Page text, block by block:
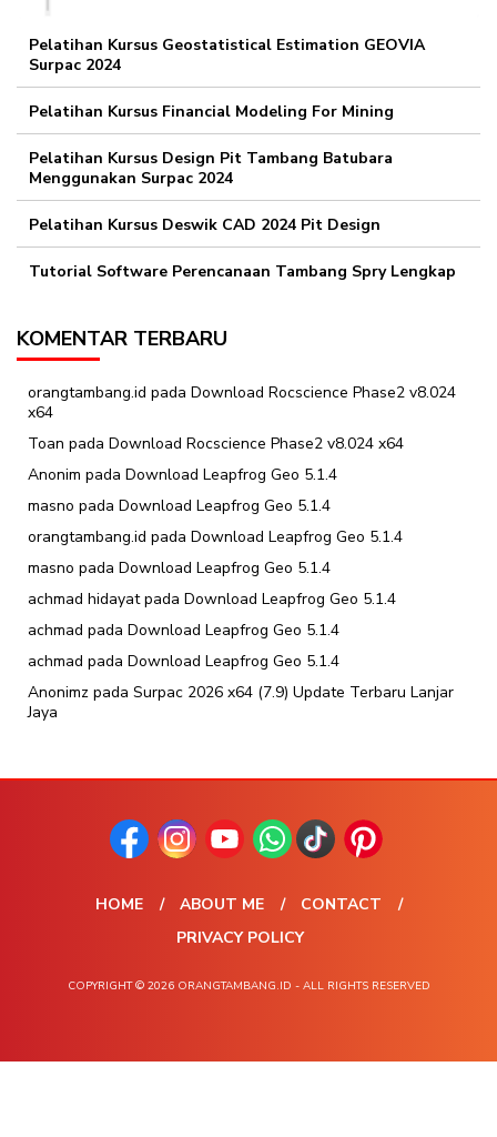
Pelatihan Kursus Geostatistical Estimation GEOVIA
Surpac 2024
Pelatihan Kursus Financial Modeling For Mining
Pelatihan Kursus Design Pit Tambang Batubara
Menggunakan Surpac 2024
Pelatihan Kursus Deswik CAD 2024 Pit Design
Tutorial Software Perencanaan Tambang Spry Lengkap
KOMENTAR TERBARU
orangtambang.id pada Download Rocscience Phase2 v8.024
x64
Toan pada Download Rocscience Phase2 v8.024 x64
Anonim pada Download Leapfrog Geo 5.1.4
masno pada Download Leapfrog Geo 5.1.4
orangtambang.id pada Download Leapfrog Geo 5.1.4
masno pada Download Leapfrog Geo 5.1.4
achmad hidayatpada Download Leapfrog Geo 5.1.4
achmad pada Download Leapfrog Geo 5.1.4
achmad pada Download Leapfrog Geo 5.1.4
Anonimz pada Surpac 2026 x64 (7.9) Update Terbaru Lanjar
Jaya
HOME ABOUT ME
CONTACT
PRIVACY POLICY
COPYRIGHT © 2026 ORANGTAMBANG.ID - ALL RIGHTS RESERVED